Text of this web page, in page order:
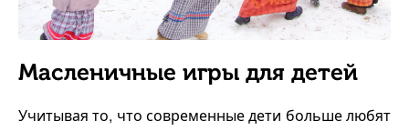
Масленичные игры для детей
Учитывая то, что современные дети больше любят